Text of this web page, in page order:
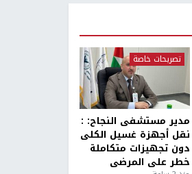
تصريحات خاصة
مدير مستشفى النجاح: :
نقل أجهزة غسيل الكلى
دون تجهيزات متكاملة
خطر على المرضى